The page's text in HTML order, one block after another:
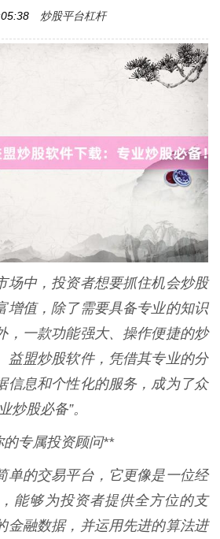
炒股平台杠杆
场中，投资者想要抓住机会炒股
增值，除了需要具备专业的知识
，一款功能强大、操作便捷的炒
益盟炒股软件，凭借其专业的分
信息和个性化的服务，成为了众
炒股必备”。
专属投资顾问**
单的交易平台，它更像是一位经
能够为投资者提供全方位的支
金融数据，并运用先进的算法进